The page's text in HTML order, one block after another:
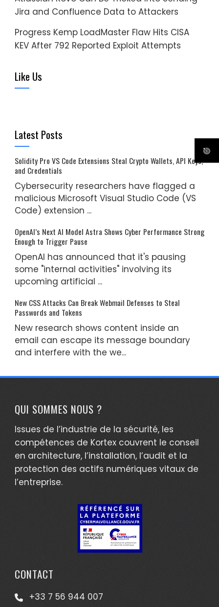
Jira and Confluence Data to Attackers
Progress Kemp LoadMaster Flaw Hits CISA
KEV After 792 Reported Exploit Attempts
Like Us
Latest Posts
Solidity Pro VS Code Extensions Steal Crypto Wallets, API Keys,
and Credentials
Cybersecurity researchers have flagged a
malicious Microsoft Visual Studio Code (VS
Code) extension ...
OpenAI’s Next AI Model Astra Shows Cyber Performance Strong
Enough to Trigger Pause
OpenAI has announced that it's pausing
some "internal activities" involving its
upcoming artificial ...
New CSS Attacks Can Break Webmail Defenses to Steal
Passwords and Tokens
New research shows content inside an
email can escape its message boundary
and interfere with the we...
QUI SOMMES NOUS ?
Issues de l’industrie de la sécurité, les
compétences de Kortex couvrent le conseil
en architecture, l’installation, l’audit et la
protection des actifs numériques vitaux de
l’entreprise.
CONTACT
+33 7 56 944 007